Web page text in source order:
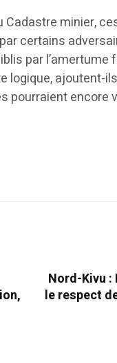
Cadastre minier,
certains
par
logique, ajoutent-
pourraient encore
Nord-Kivu :
le respect